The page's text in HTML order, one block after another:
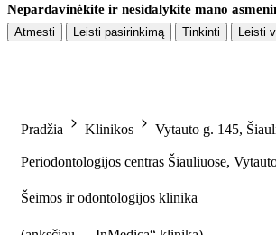
Nepardavinėkite ir nesidalykite mano
Atmesti Leisti pasirinkimą Tinkinti Leisti
Pradžia Klinikos Vytauto g. 145,
Periodontologijos centras Šiauliuose,
Šeimos ir odontologijos klinika